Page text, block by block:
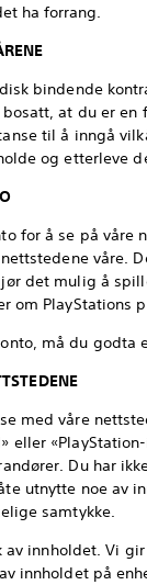
ha forrang.
bindende
at du er
til å inngå
og etterleve
for å se på
våre.
det mulig å
om PlayStations
må du godta
med våre
eller
Du har
utnytte noe av
samtykke.
innholdet. Vi
innholdet på